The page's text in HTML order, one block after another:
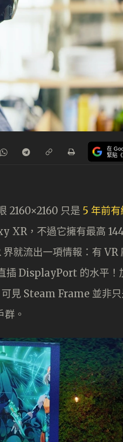
在
緊貼
2160×2160 只是 5 年前
XR，不過它擁有最高
就流出一項情報：有 VR
插 DisplayPort 的水平！
見 Steam Frame 並非只
。